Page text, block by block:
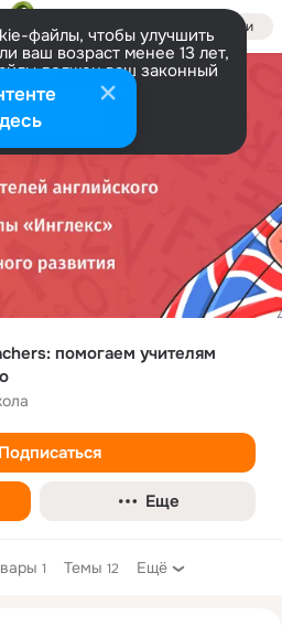
Войти
файлы, чтобы улучшить
ваш возраст менее 13 лет,
должен ваш законный
информации
Настроить
помогаем учителям
Подписаться
Еще
1 Темы 12 Ещё